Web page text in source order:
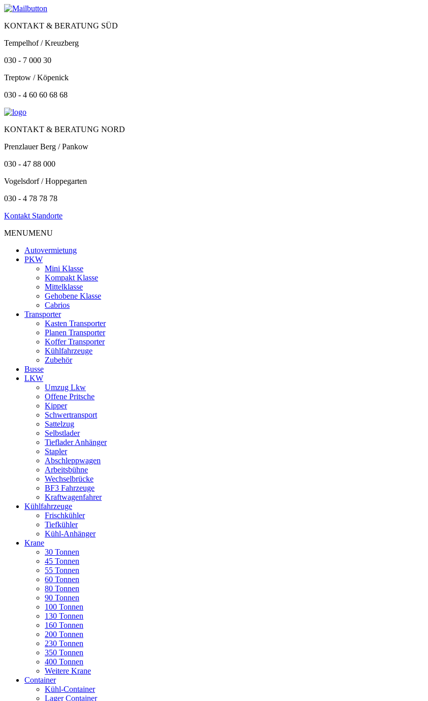
KONTAKT & BERATUNG SÜD
Tempelhof / Kreuzberg
030 - 7 000 30
Treptow / Köpenick
030 - 4 60 60 68 68
KONTAKT & BERATUNG NORD
Prenzlauer Berg / Pankow
030 - 47 88 000
Vogelsdorf / Hoppegarten
030 - 4 78 78 78
Kontakt Standorte
MENUMENU
Autovermietung
PKW
Mini Klasse
Kompakt Klasse
Mittelklasse
Gehobene Klasse
Cabrios
Transporter
Kasten Transporter
Planen Transporter
Koffer Transporter
Kühlfahrzeuge
Zubehör
Busse
LKW
Umzug Lkw
Offene Pritsche
Kipper
Schwertransport
Sattelzug
Selbstlader
Tieflader Anhänger
Stapler
Abschleppwagen
Arbeitsbühne
Wechselbrücke
BF3 Fahrzeuge
Kraftwagenfahrer
Kühlfahrzeuge
Frischkühler
Tiefkühler
Kühl-Anhänger
Krane
30 Tonnen
45 Tonnen
55 Tonnen
60 Tonnen
80 Tonnen
90 Tonnen
100 Tonnen
130 Tonnen
160 Tonnen
200 Tonnen
230 Tonnen
350 Tonnen
400 Tonnen
Weitere Krane
Container
Kühl-Container
Lager Container